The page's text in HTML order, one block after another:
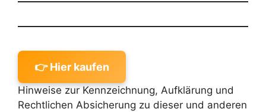
👉 Hier kaufen
Hinweise zur Kennzeichnung, Aufklärung und
Rechtlichen Absicherung zu dieser und anderen